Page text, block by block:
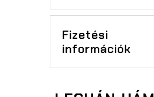
Fizetési
információk